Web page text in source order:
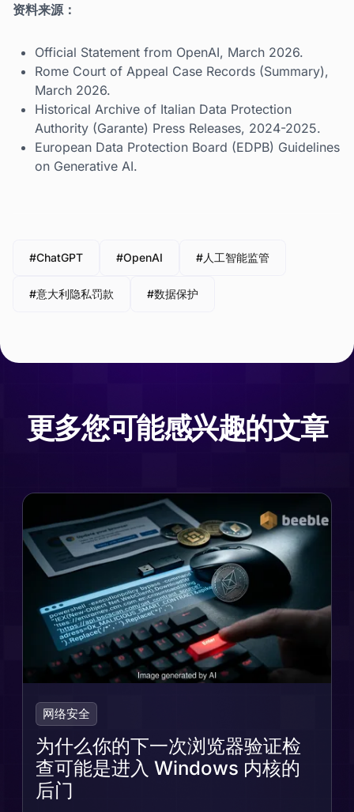
资料来源：
Official Statement from OpenAI, March 2026.
Rome Court of Appeal Case Records (Summary),
March 2026.
Historical Archive of Italian Data Protection
Authority (Garante) Press Releases, 2024-2025.
European Data Protection Board (EDPB) Guidelines
on Generative AI.
#ChatGPT #OpenAI #人工智能监管
#意大利隐私罚款 #数据保护
更多您可能感兴趣的文章
网络安全
为什么你的下一次浏览器验证检
查可能是进入 Windows 内核的
后门